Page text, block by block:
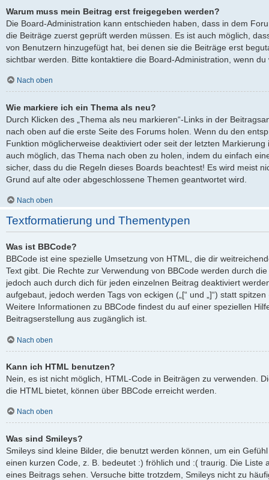
Warum muss mein Beitrag erst freigegeben werden?
Die Board-Administration kann entschieden haben, dass in dem
die Beiträge zuerst geprüft werden müssen. Es ist auch möglich,
von Benutzern hinzugefügt hat, bei denen sie die Beiträge erst
sichtbar werden. Bitte kontaktiere die Board-Administration, wenn
Nach oben
Wie markiere ich ein Thema als neu?
Durch Klicken des „Thema als neu markieren“-Links in der
nach oben auf die erste Seite des Forums holen. Wenn du den
Funktion möglicherweise deaktiviert oder seit der letzten
auch möglich, das Thema nach oben zu holen, indem du einfach
sicher, dass du die Regeln dieses Boards beachtest! Es wird meist
Grund auf alte oder abgeschlossene Themen geantwortet wird.
Nach oben
Textformatierung und Thementypen
Was ist BBCode?
BBCode ist eine spezielle Umsetzung von HTML, die dir
Text gibt. Die Rechte zur Verwendung von BBCode werden durch
jedoch auch durch dich für jeden einzelnen Beitrag deaktiviert
aufgebaut, jedoch werden Tags von eckigen („[“ und „]“) statt
Weitere Informationen zu BBCode findest du auf einer speziellen
Beitragserstellung aus zugänglich ist.
Nach oben
Kann ich HTML benutzen?
Nein, es ist nicht möglich, HTML-Code in Beiträgen zu verwenden.
die HTML bietet, können über BBCode erreicht werden.
Nach oben
Was sind Smileys?
Smileys sind kleine Bilder, die benutzt werden können, um ein
einen kurzen Code, z. B. bedeutet :) fröhlich und :( traurig. Die Liste
eines Beitrags sehen. Versuche bitte trotzdem, Smileys nicht zu